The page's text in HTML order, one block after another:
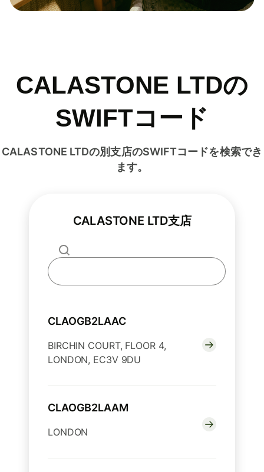
CALASTONE LTDの
SWIFTコード
CALASTONE LTDの別支店のSWIFTコードを検索でき
ます。
CALASTONE LTD支店
CLAOGB2LAAC
BIRCHIN COURT, FLOOR 4,
LONDON, EC3V 9DU
CLAOGB2LAAM
LONDON